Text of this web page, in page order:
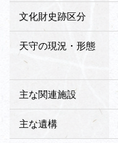
文化財史跡区分
天守の現況・形態
主な関連施設
主な遺構